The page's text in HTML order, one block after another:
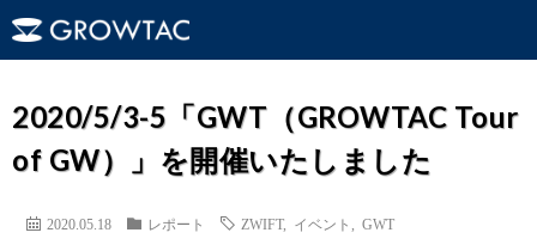
2020/5/3-5「GWT（GROWTAC Tour
of GW）」を開催いたしました
2020.05.18 レポート ZWIFT, イベント GWT